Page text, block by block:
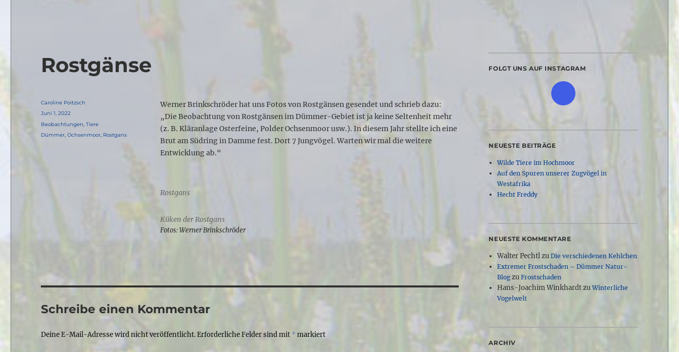
Rostgänse
Werner Brinkschröder hat uns Fotos von Rostgänsen gesendet und schrieb dazu:
„Die Beobachtung von Rostgänsen im Dümmer-Gebiet ist ja keine Seltenheit mehr
(z. B. Kläranlage Osterfeine, Polder Ochsenmoor usw.). In diesem Jahr stellte ich eine
Brut am Südring in Damme fest. Dort 7 Jungvögel. Warten wir mal die weitere
Entwicklung ab.“
Rostgans
Küken der Rostgans
Fotos: Werner Brinkschröder
Autor
Caroline Poitzsch
Veröffentlicht
Juni 1, 2022
Kategorien
Beobachtungen,Tiere
Schlagwörter
Dümmer,Ochsenmoor, Rostgans
Schreibe einen Kommentar
Deine E-Mail-Adresse wird nicht veröffentlicht.Erforderliche Felder sind mit * markiert
FOLGT UNS AUF INSTAGRAM
NEUESTE BEITRÄGE
Wilde Tiere im Hochmoor
Auf den Spuren unserer Zugvögel in
Westafrika
Hecht Freddy
NEUESTE KOMMENTARE
Walter Pechtlzu Die verschiedenen Kehlchen
Extremer Frostschaden – Dümmer Natur-
Blogzu Frostschaden
Hans-Joachim WinkhardtzuWinterliche
Vogelwelt
ARCHIV